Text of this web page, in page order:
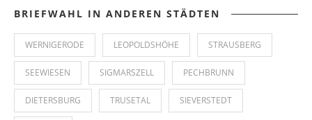
BRIEFWAHL IN ANDEREN STÄDTEN
WERNIGERODE LEOPOLDSHÖHE STRAUSBERG
SEEWIESEN SIGMARSZELL PECHBRUNN
DIETERSBURG TRUSETAL SIEVERSTEDT